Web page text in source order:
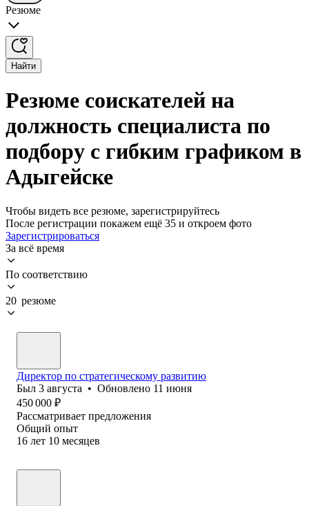
Резюме
Найти
Резюме соискателей на
должность специалиста по
подбору с гибким графиком в
Адыгейске
Чтобы видеть все резюме, зарегистрируйтесь
После регистрации покажем ещё 35 и откроем фото
Зарегистрироваться
За всё время
По соответствию
20 резюме
Директор по стратегическому развитию
Был 3 августа • Обновлено 11 июня
450 000 ₽
Рассматривает предложения
Общий опыт
16 лет 10 месяцев